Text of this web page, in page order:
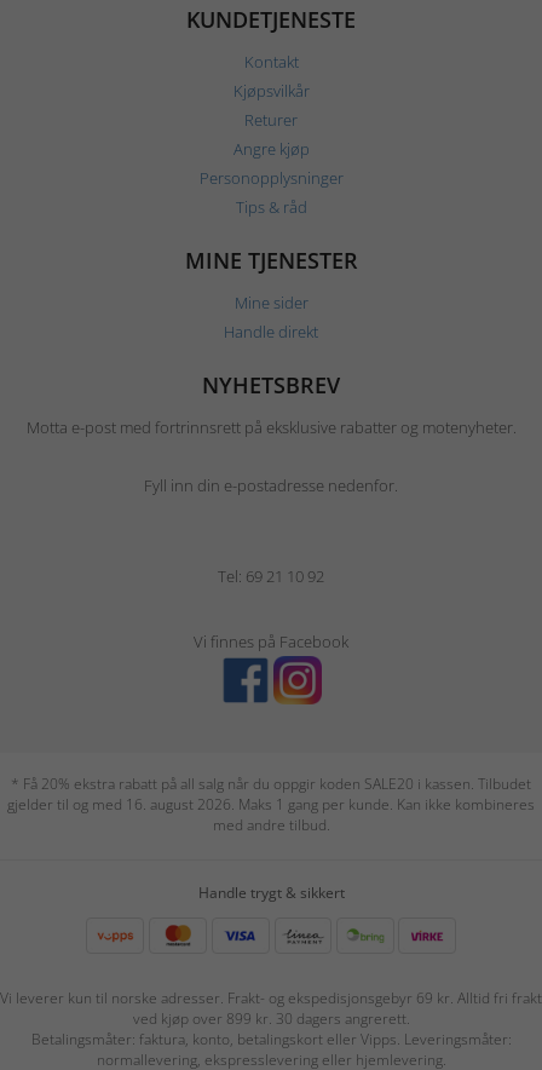
KUNDETJENESTE
Kontakt
Kjøpsvilkår
Returer
Angre kjøp
Personopplysninger
Tips & råd
MINE TJENESTER
Mine sider
Handle direkt
NYHETSBREV
Motta e-post med fortrinnsrett på eksklusive rabatter og motenyheter.
Fyll inn din e-postadresse nedenfor.
Tel: 69 21 10 92
Vi finnes på Facebook
* Få 20% ekstra rabatt på all salg når du oppgir koden SALE20 i kassen. Tilbudet
gjelder til og med 16. august 2026. Maks 1 gang per kunde. Kan ikke kombineres
med andre tilbud.
Handle trygt & sikkert
Vi leverer kun til norske adresser. Frakt- og ekspedisjonsgebyr 69 kr. Alltid fri frakt
ved kjøp over 899 kr. 30 dagers angrerett.
Betalingsmåter: faktura, konto, betalingskort eller Vipps. Leveringsmåter:
normallevering, ekspresslevering eller hjemlevering.